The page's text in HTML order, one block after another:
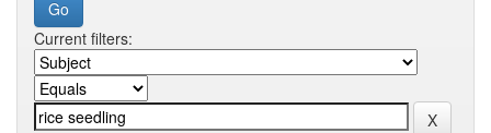
Current filters: